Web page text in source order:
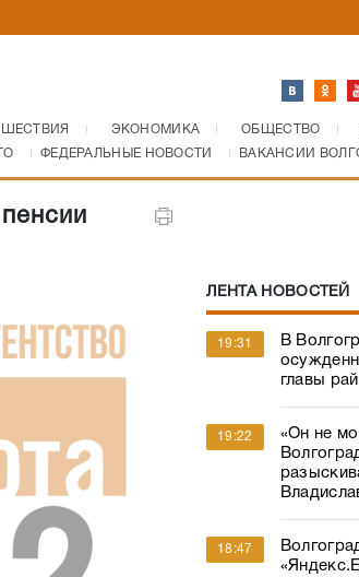
ЭКОНОМИКА ОБЩЕСТВО
ФЕДЕРАЛЬНЫЕ НОВОСТИ ВАКАНСИИ
ЛЕНТА НОВОСТЕЙ
19:31
В
главы
19:22
«Он не
18:47